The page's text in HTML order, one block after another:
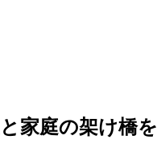
家庭の架け橋